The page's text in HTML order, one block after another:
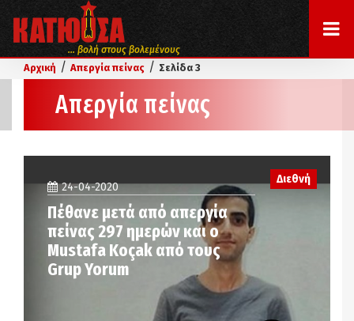
... βολή στους βολεμένους
Αρχική / Απεργία πείνας / Σελίδα 3
Απεργία πείνας
Διεθνή
24-04-2020
Πέθανε μετά από απεργία
πείνας 297 ημερών και ο
Mustafa Koçak από τους
Grup Yorum